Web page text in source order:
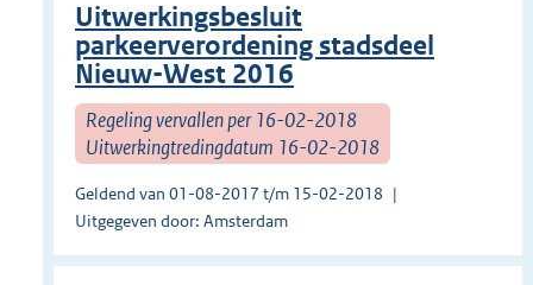
Uitwerkingsbesluit
parkeerverordening stadsdeel
Nieuw-West 2016
Regeling vervallen per 16-02-2018
Uitwerkingtredingdatum 16-02-2018
Geldend van 01-08-2017 t/m 15-02-2018
Uitgegeven door: Amsterdam